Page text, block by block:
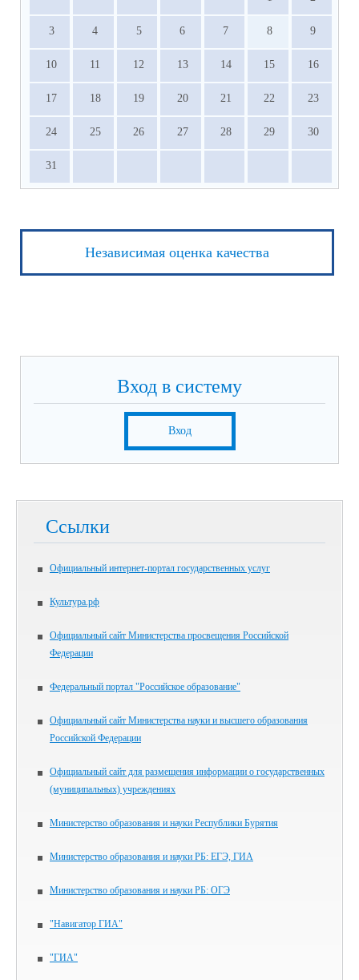
3 4 5 6 7 8 9
10 11 12 13 14 15 16
17 18 19 20 21 22 23
24 25 26 27 28 29 30
31
Независимая оценка качества
Вход в систему
Вход
Ссылки
Официальный интернет-портал государственных услуг
Культура.рф
Официальный сайт Министерства просвещения Российской
Федерации
Федеральный портал "Российское образование"
Официальный сайт Министерства науки и высшего образования
Российской Федерации
Официальный сайт для размещения информации о государственных
(муниципальных) учреждениях
Министерство образования и науки Республики Бурятия
Министерство образования и науки РБ: ЕГЭ, ГИА
Министерство образования и науки РБ: ОГЭ
"Навигатор ГИА"
"ГИА"